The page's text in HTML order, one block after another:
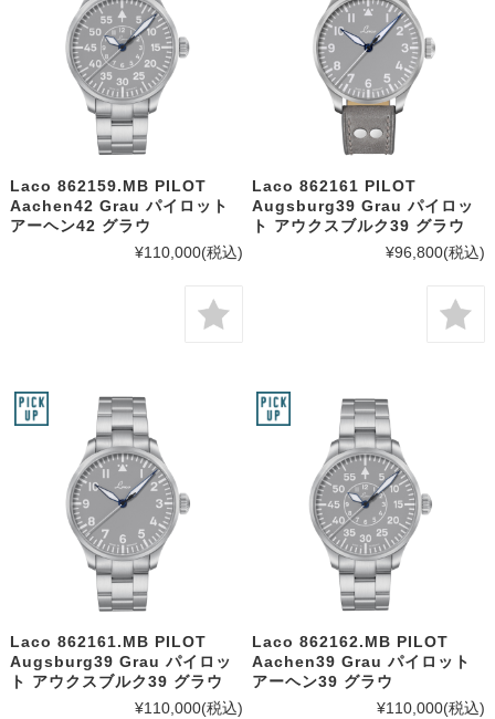
Laco 862159.MB PILOT
Aachen42 Grau パイロット
アーヘン42 グラウ
¥110,000(税込)
Laco 862161 PILOT
Augsburg39 Grau パイロッ
ト アウクスブルク39 グラウ
¥96,800(税込)
Laco 862161.MB PILOT
Augsburg39 Grau パイロッ
ト アウクスブルク39 グラウ
¥110,000(税込)
Laco 862162.MB PILOT
Aachen39 Grau パイロット
アーヘン39 グラウ
¥110,000(税込)